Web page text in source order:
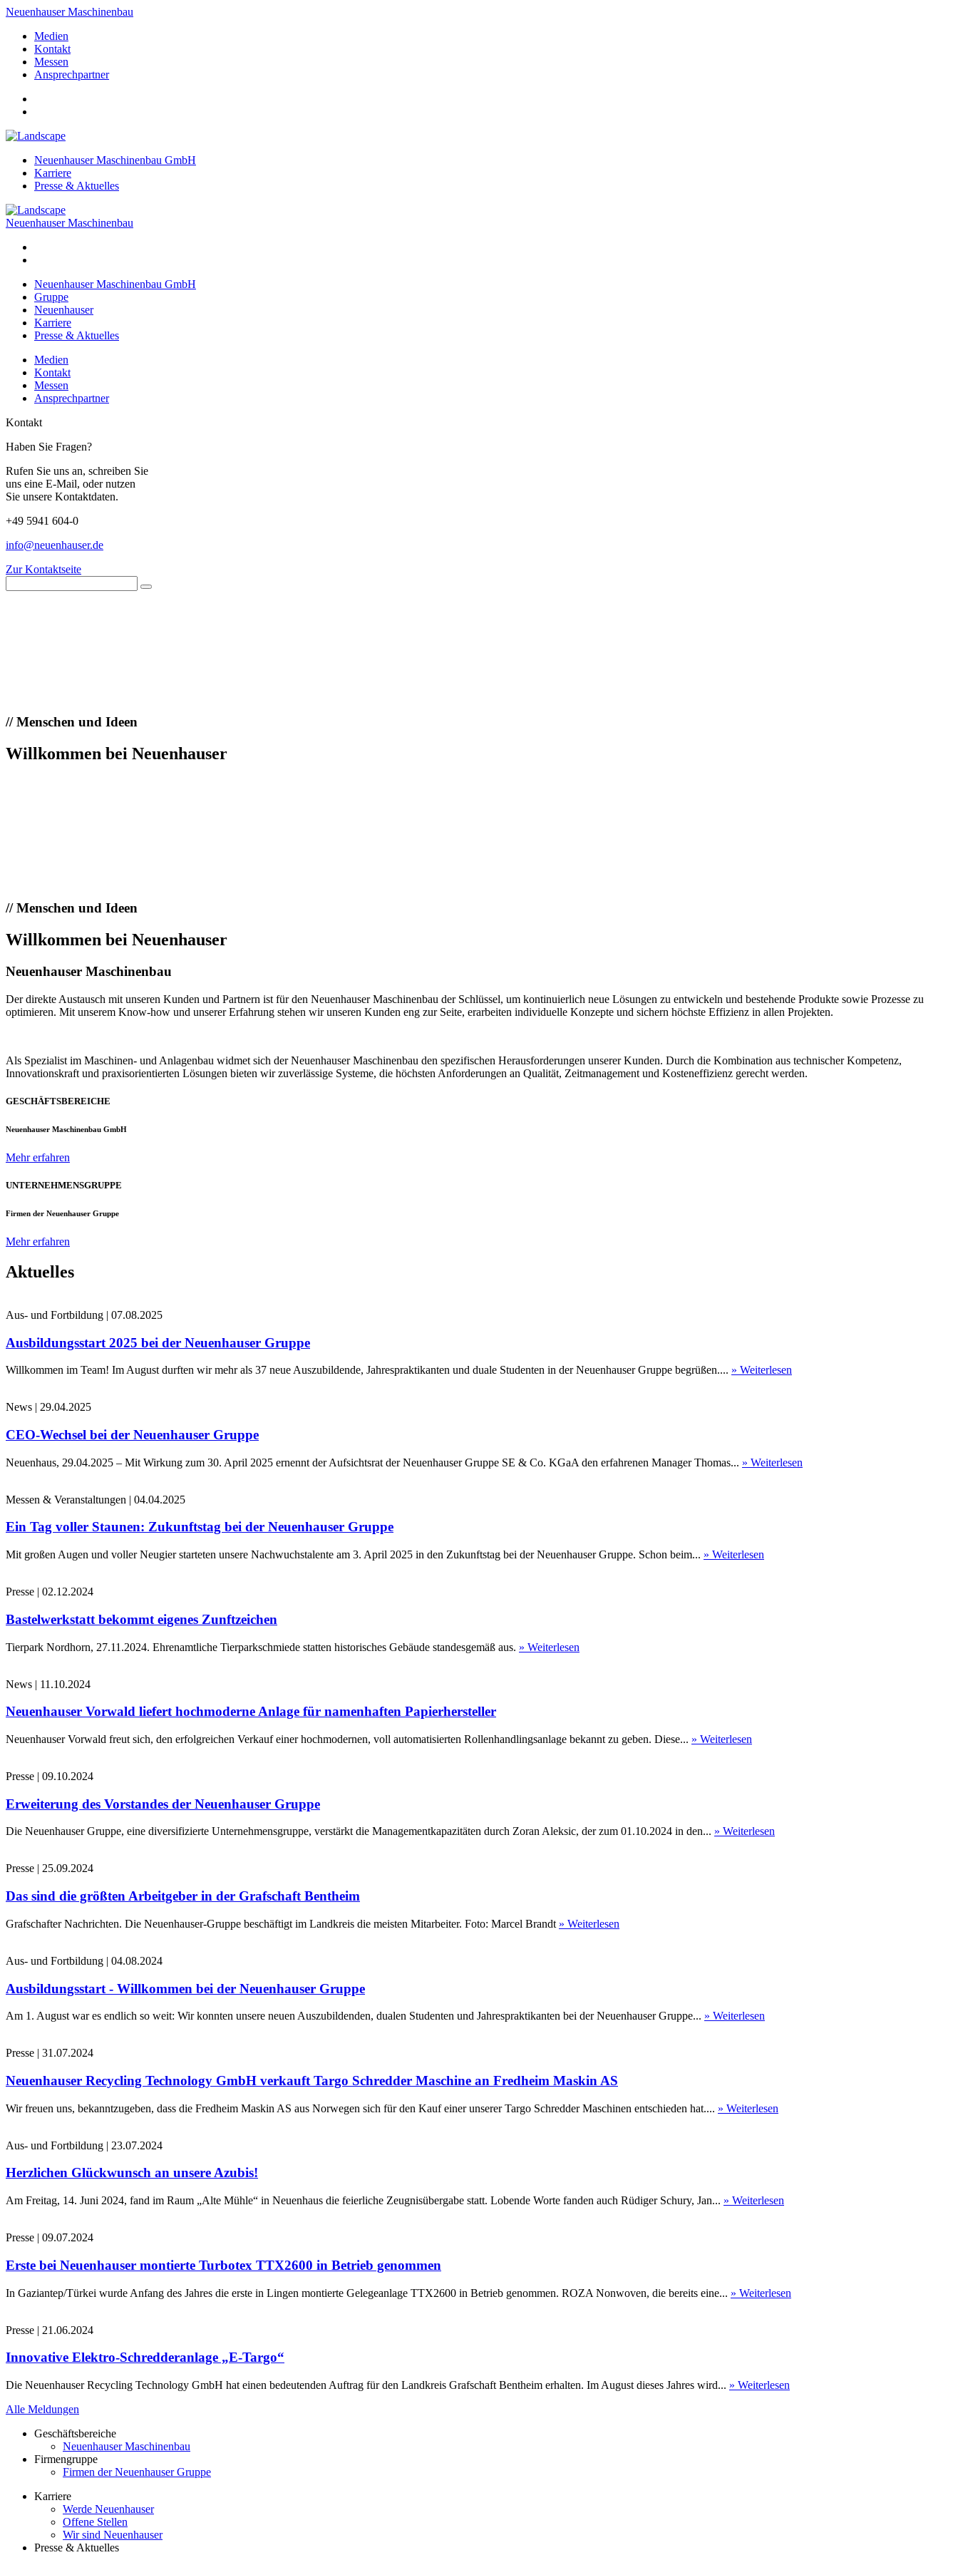
Neuenhauser Maschinenbau
Medien
Kontakt
Messen
Ansprechpartner
Neuenhauser Maschinenbau GmbH
Karriere
Presse & Aktuelles
Neuenhauser Maschinenbau
Neuenhauser Maschinenbau GmbH
Gruppe
Neuenhauser
Karriere
Presse & Aktuelles
Medien
Kontakt
Messen
Ansprechpartner
Kontakt
Haben Sie Fragen?
Rufen Sie uns an, schreiben Sie
uns eine E-Mail, oder nutzen
Sie unsere Kontaktdaten.
+49 5941 604-0
info@neuenhauser.de
Zur Kontaktseite
//Menschen und Ideen
Willkommen bei Neuenhauser
//Menschen und Ideen
Willkommen bei Neuenhauser
Neuenhauser Maschinenbau
Der direkte Austausch mit unseren Kunden und Partnern ist für den Neuenhauser Maschinenbau der Schlüssel, um kontinuierlich neue Lösungen zu entwickeln und bestehende Produkte sowie Prozesse zu
optimieren. Mit unserem Know-how und unserer Erfahrung stehen wir unseren Kunden eng zur Seite, erarbeiten individuelle Konzepte und sichern höchste Effizienz in allen Projekten.
Als Spezialist im Maschinen- und Anlagenbau widmet sich der Neuenhauser Maschinenbau den spezifischen Herausforderungen unserer Kunden. Durch die Kombination aus technischer Kompetenz,
Innovationskraft und praxisorientierten Lösungen bieten wir zuverlässige Systeme, die höchsten Anforderungen an Qualität, Zeitmanagement und Kosteneffizienz gerecht werden.
GESCHÄFTSBEREICHE
Neuenhauser Maschinenbau GmbH
Mehr erfahren
UNTERNEHMENSGRUPPE
Firmen der Neuenhauser Gruppe
Mehr erfahren
Aktuelles
Aus- und Fortbildung | 07.08.2025
Ausbildungsstart 2025 bei der Neuenhauser Gruppe
Willkommen im Team! Im August durften wir mehr als 37 neue Auszubildende, Jahrespraktikanten und duale Studenten in der Neuenhauser Gruppe begrüßen.... » Weiterlesen
News | 29.04.2025
CEO-Wechsel bei der Neuenhauser Gruppe
Neuenhaus, 29.04.2025 – Mit Wirkung zum 30. April 2025 ernennt der Aufsichtsrat der Neuenhauser Gruppe SE & Co. KGaA den erfahrenen Manager Thomas... » Weiterlesen
Messen & Veranstaltungen | 04.04.2025
Ein Tag voller Staunen: Zukunftstag bei der Neuenhauser Gruppe
Mit großen Augen und voller Neugier starteten unsere Nachwuchstalente am 3. April 2025 in den Zukunftstag bei der Neuenhauser Gruppe. Schon beim... » Weiterlesen
Presse | 02.12.2024
Bastelwerkstatt bekommt eigenes Zunftzeichen
Tierpark Nordhorn, 27.11.2024. Ehrenamtliche Tierparkschmiede statten historisches Gebäude standesgemäß aus. » Weiterlesen
News | 11.10.2024
Neuenhauser Vorwald liefert hochmoderne Anlage für namenhaften Papierhersteller
Neuenhauser Vorwald freut sich, den erfolgreichen Verkauf einer hochmodernen, voll automatisierten Rollenhandlingsanlage bekannt zu geben. Diese... » Weiterlesen
Presse | 09.10.2024
Erweiterung des Vorstandes der Neuenhauser Gruppe
Die Neuenhauser Gruppe, eine diversifizierte Unternehmensgruppe, verstärkt die Managementkapazitäten durch Zoran Aleksic, der zum 01.10.2024 in den... » Weiterlesen
Presse | 25.09.2024
Das sind die größten Arbeitgeber in der Grafschaft Bentheim
Grafschafter Nachrichten. Die Neuenhauser-Gruppe beschäftigt im Landkreis die meisten Mitarbeiter. Foto: Marcel Brandt » Weiterlesen
Aus- und Fortbildung | 04.08.2024
Ausbildungsstart - Willkommen bei der Neuenhauser Gruppe
Am 1. August war es endlich so weit: Wir konnten unsere neuen Auszubildenden, dualen Studenten und Jahrespraktikanten bei der Neuenhauser Gruppe... » Weiterlesen
Presse | 31.07.2024
Neuenhauser Recycling Technology GmbH verkauft Targo Schredder Maschine an Fredheim Maskin AS
Wir freuen uns, bekanntzugeben, dass die Fredheim Maskin AS aus Norwegen sich für den Kauf einer unserer Targo Schredder Maschinen entschieden hat.... » Weiterlesen
Aus- und Fortbildung | 23.07.2024
Herzlichen Glückwunsch an unsere Azubis!
Am Freitag, 14. Juni 2024, fand im Raum „Alte Mühle“ in Neuenhaus die feierliche Zeugnisübergabe statt. Lobende Worte fanden auch Rüdiger Schury, Jan... » Weiterlesen
Presse | 09.07.2024
Erste bei Neuenhauser montierte Turbotex TTX2600 in Betrieb genommen
In Gaziantep/Türkei wurde Anfang des Jahres die erste in Lingen montierte Gelegeanlage TTX2600 in Betrieb genommen. ROZA Nonwoven, die bereits eine... » Weiterlesen
Presse | 21.06.2024
Innovative Elektro-Schredderanlage „E-Targo“
Die Neuenhauser Recycling Technology GmbH hat einen bedeutenden Auftrag für den Landkreis Grafschaft Bentheim erhalten. Im August dieses Jahres wird... » Weiterlesen
Alle Meldungen
Geschäftsbereiche
Neuenhauser Maschinenbau
Firmengruppe
Firmen der Neuenhauser Gruppe
Karriere
Werde Neuenhauser
Offene Stellen
Wir sind Neuenhauser
Presse & Aktuelles